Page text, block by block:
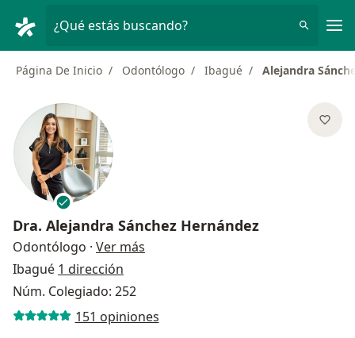
¿Qué estás buscando?
Página De Inicio Odontólogo Ibagué Alejandra
Dra. Alejandra Sánchez Hernández
Odontólogo · Ver más
Ibagué 1 dirección
Núm. Colegiado: 252
151 opiniones